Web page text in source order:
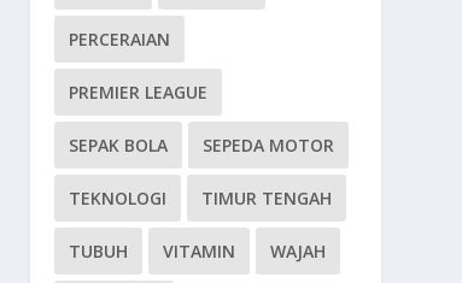
PERCERAIAN
PREMIER LEAGUE
SEPAK BOLA SEPEDA MOTOR
TEKNOLOGI TIMUR TENGAH
TUBUH VITAMIN WAJAH